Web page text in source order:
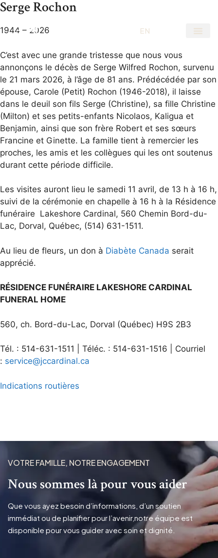
EN
Serge Rochon
1944 – 2026
C’est avec une grande tristesse que nous vous
annonçons le décès de Serge Wilfred Rochon, survenu
le 21 mars 2026, à l’âge de 81 ans. Prédécédée par son
épouse, Carole (Petit) Rochon (1946-2018), il laisse
dans le deuil son fils Serge (Christine), sa fille Christine
(Milton) et ses petits-enfants Nicolaos, Kaligua et
Benjamin, ainsi que son frère Robert et ses sœurs
Francine et Ginette. La famille tient à remercier les
proches, les amis et les collègues qui les ont soutenus
durant cette période difficile.
Les visites auront lieu le samedi 11 avril, de 13 h à 16 h,
suivi de la cérémonie en chapelle à 16 h à la Résidence
funéraire Lakeshore Cardinal, 560 Chemin Bord-du-
Lac, Dorval, Québec, (514) 631-1511.
Au lieu de fleurs, un don à Diabète Canada serait
apprécié.
RÉSIDENCE FUNÉRAIRE LAKESHORE CARDINAL
FUNERAL HOME
560, ch. Bord-du-Lac, Dorval (Québec) H9S 2B3
Tél. : 514-631-1511 | Téléc. : 514-631-1516 | Courriel
: service@jccardinal.ca
Indications routières
VOTRE FAMILLE, NOTRE ENGAGEMENT
Nous sommes là pour vous aider
Que vous ayez besoin d’informations, d’un soutien
immédiat ou de planifier pour l’avenir,notre équipe est
disponible pour vous guider avec soin et dignité.